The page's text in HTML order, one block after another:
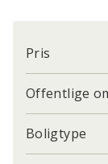
Pris
Offentlige
Boligtype